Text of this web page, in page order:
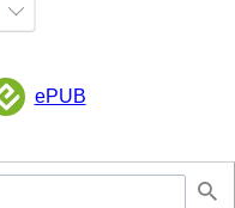
ePUB